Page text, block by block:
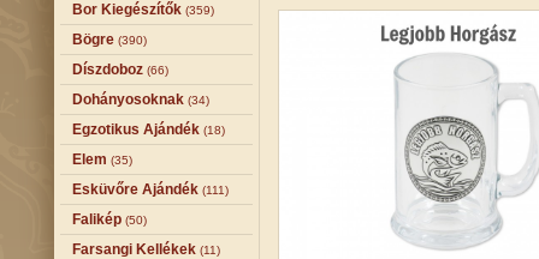
Bor Kiegészítők (359)
Bögre (390)
Díszdoboz (66)
Dohányosoknak (34)
Egzotikus Ajándék (18)
Elem (35)
Esküvőre Ajándék (111)
Falikép (50)
Farsangi Kellékek (11)